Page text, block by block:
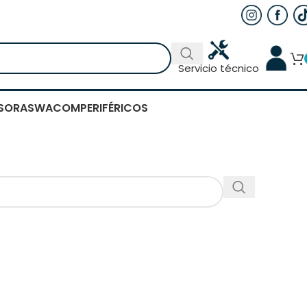
Servicio técnico
WACOMPERIFÉRICOS